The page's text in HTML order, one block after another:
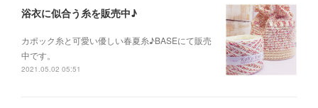
浴衣に似合う糸を販売中♪
カポック糸と可愛い優しい春夏糸♪BASEにて販売
中です。
2021.05.02 05:51